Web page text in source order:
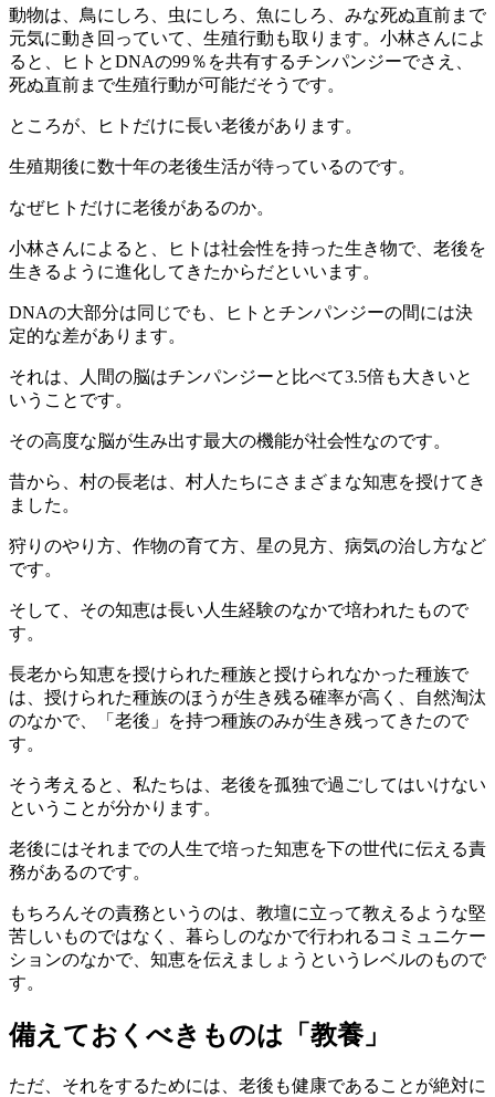
動物は、鳥にしろ、虫にしろ、魚にしろ、みな死ぬ直前まで
元気に動き回っていて、生殖行動も取ります。小林さんによ
ると、ヒトとDNAの99％を共有するチンパンジーでさえ、
死ぬ直前まで生殖行動が可能だそうです。
ところが、ヒトだけに長い老後があります。
生殖期後に数十年の老後生活が待っているのです。
なぜヒトだけに老後があるのか。
小林さんによると、ヒトは社会性を持った生き物で、老後を
生きるように進化してきたからだといいます。
DNAの大部分は同じでも、ヒトとチンパンジーの間には決
定的な差があります。
それは、人間の脳はチンパンジーと比べて3.5倍も大きいと
いうことです。
その高度な脳が生み出す最大の機能が社会性なのです。
昔から、村の長老は、村人たちにさまざまな知恵を授けてき
ました。
狩りのやり方、作物の育て方、星の見方、病気の治し方など
です。
そして、その知恵は長い人生経験のなかで培われたもので
す。
長老から知恵を授けられた種族と授けられなかった種族で
は、授けられた種族のほうが生き残る確率が高く、自然淘汰
のなかで、「老後」を持つ種族のみが生き残ってきたので
す。
そう考えると、私たちは、老後を孤独で過ごしてはいけない
ということが分かります。
老後にはそれまでの人生で培った知恵を下の世代に伝える責
務があるのです。
もちろんその責務というのは、教壇に立って教えるような堅
苦しいものではなく、暮らしのなかで行われるコミュニケー
ションのなかで、知恵を伝えましょうというレベルのもので
す。
備えておくべきものは「教養」
ただ、それをするためには、老後も健康であることが絶対に